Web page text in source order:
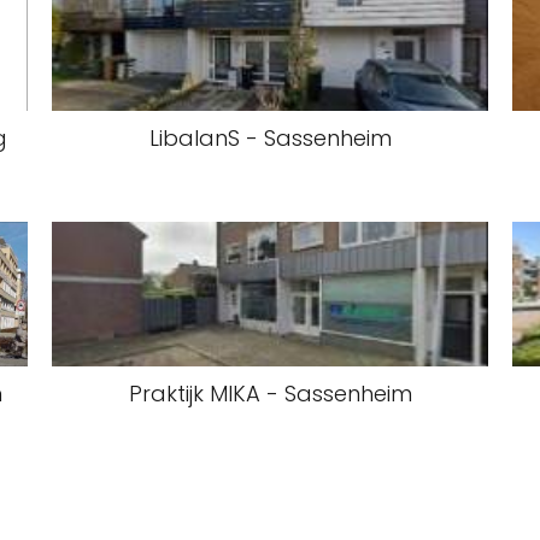
LibalanS - Sassenheim
Praktijk MIKA - Sassenheim